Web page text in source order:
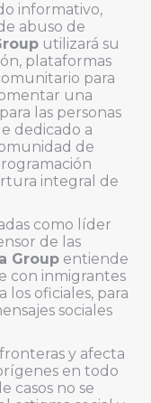
informativo,
abuso de
utilizará su
plataformas
para
una
las personas
dedicado a
de
integral de
como líder
de las
Group entiende
con inmigrantes
los oficiales, para
sociales
y afecta
en todo
casos no se